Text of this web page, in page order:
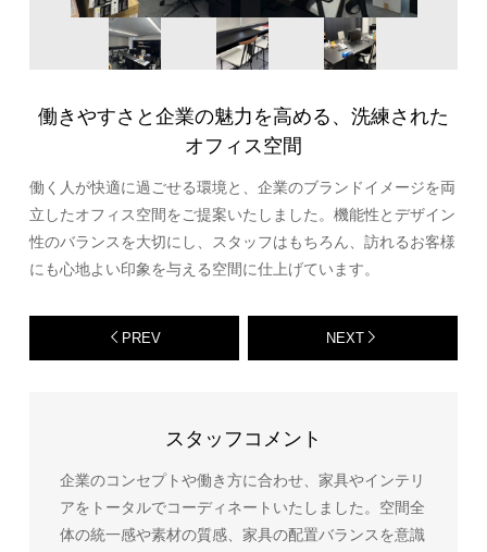
働きやすさと企業の魅力を高める、洗練された
オフィス空間
働く人が快適に過ごせる環境と、企業のブランドイメージを両
立したオフィス空間をご提案いたしました。機能性とデザイン
性のバランスを大切にし、スタッフはもちろん、訪れるお客様
にも心地よい印象を与える空間に仕上げています。
PREV NEXT
スタッフコメント
企業のコンセプトや働き方に合わせ、家具やインテリ
アをトータルでコーディネートいたしました。空間全
体の統一感や素材の質感、家具の配置バランスを意識